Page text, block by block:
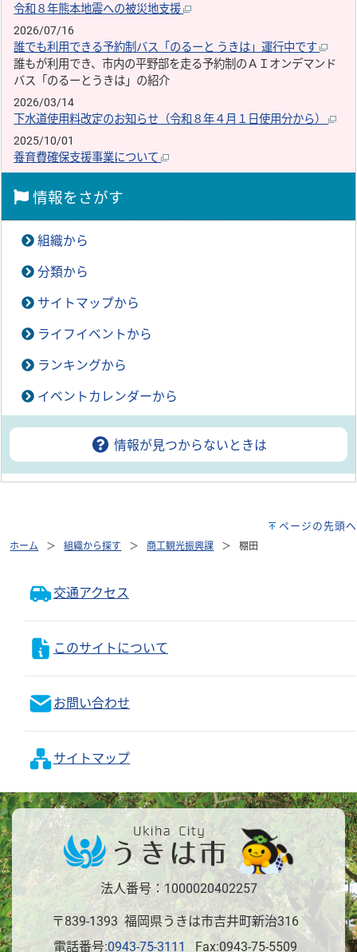
令和８年熊本地震への被災地支援
2026/07/16
誰でも利用できる予約制バス「のるーと うきは」運行中です
誰もが利用でき、市内の平野部を走る予約制のＡＩオンデマンド
バス「のるーとうきは」の紹介
2026/03/14
下水道使用料改定のお知らせ（令和８年４月１日使用分から）
2025/10/01
養育費確保支援事業について
情報をさがす
組織から
分類から
サイトマップから
ライフイベントから
ランキングから
イベントカレンダーから
情報が見つからないときは
ページの先頭へ
ホーム 組織から探す 商工観光振興課 棚田
交通アクセス
このサイトについて
お問い合わせ
サイトマップ
法人番号：1000020402257
〒839-1393 福岡県うきは市吉井町新治316
電話番号:0943-75-3111 Fax:0943-75-5509